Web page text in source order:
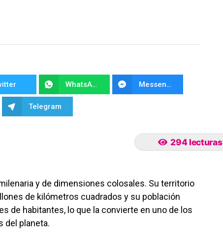
WhatsApp Messenger
Telegram
294 lecturas
y de dimensiones colosales. Su territorio
de kilómetros cuadrados y su población
de habitantes, lo que la convierte en uno de los
del planeta.